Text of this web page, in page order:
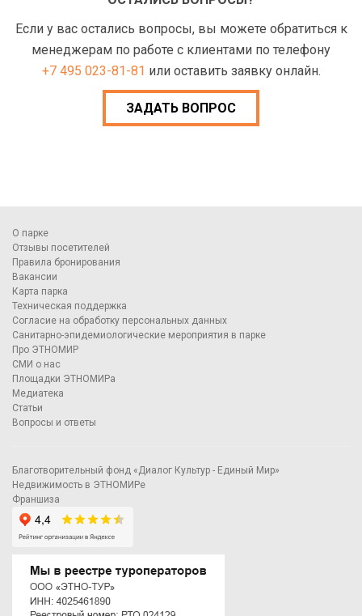
Если у вас остались вопросы, вы можете обратиться к
менеджерам по работе с клиентами по телефону
+7 495 023-81-81 или оставить заявку онлайн.
ЗАДАТЬ ВОПРОС
О парке
Отзывы посетителей
Правила бронирования
Вакансии
Карта парка
Техническая поддержка
Согласие на обработку персональных данных
Санитарно-эпидемиологические мероприятия в парке
Про ЭТНОМИР
СМИ о нас
Площадки ЭТНОМИРа
Медиатека
Статьи
Вопросы и ответы
Благотворительный фонд «Диалог Культур - Единый Мир»
Недвижимость в ЭТНОМИРе
Франшиза